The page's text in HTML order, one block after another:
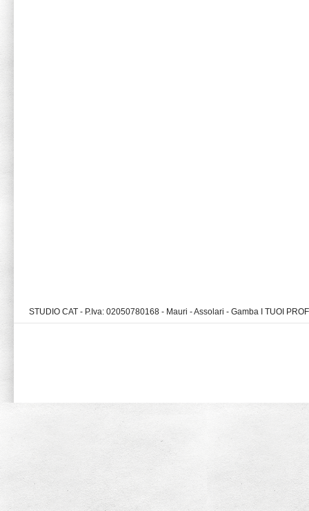
STUDIO CAT - P.Iva: 02050780168 - Mauri - Assolari - Gamba I TUOI